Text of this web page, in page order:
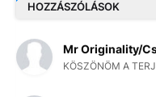
HOZZÁSZÓLÁSOK
Mr Originality/
KÖSZÖNÖM A